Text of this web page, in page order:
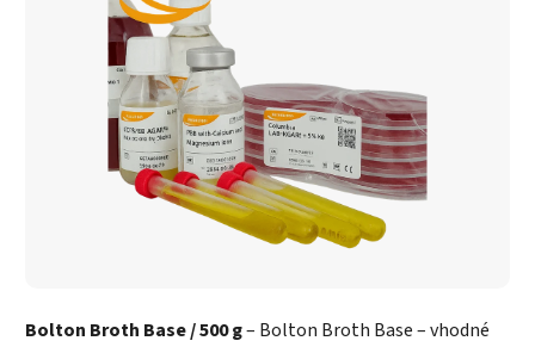
Bolton Broth Base / 500 g– Bolton Broth Base – vhodné